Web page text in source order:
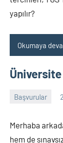
yapılır?
Okumaya
Başvurular
alperturkoglu
Merhaba
hem de